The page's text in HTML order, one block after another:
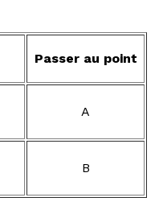
Passer au point
A
B